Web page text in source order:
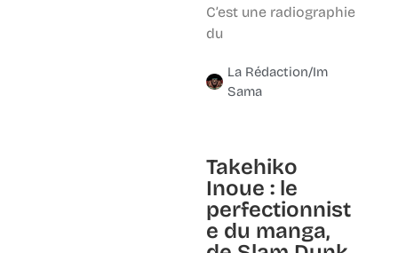
C’est une radiographie
du
La Rédaction/Im
Sama
Takehiko
Inoue : le
perfectionnist
e du manga,